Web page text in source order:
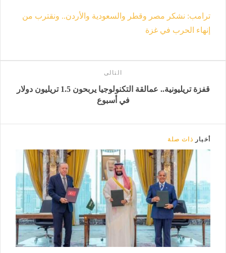
ترامب: نشكر مصر وقطر والسعودية والأردن.. ونقترب من
إنهاء الحرب في غزة
التالى
قفزة تريليونية.. عمالقة التكنولوجيا يربحون 1.5 تريليون دولار
في أسبوع
أخبار ذات صلة